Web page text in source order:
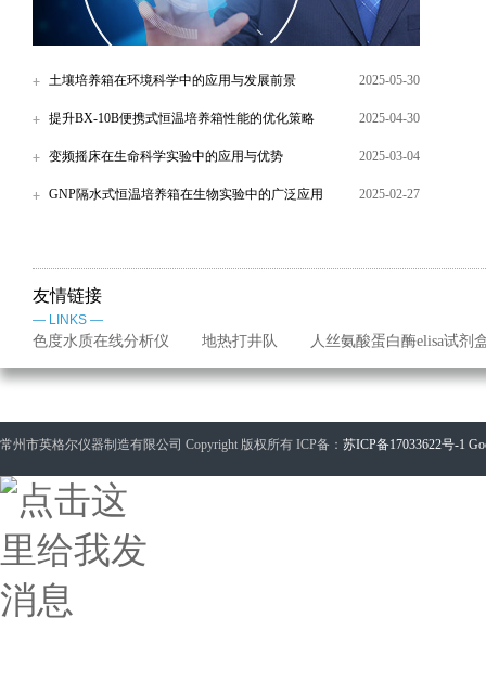
2025-05-30
土壤培养箱在环境科学中的应用与发展前景
2025-04-30
提升BX-10B便携式恒温培养箱性能的优化策略
2025-03-04
变频摇床在生命科学实验中的应用与优势
2025-02-27
GNP隔水式恒温培养箱在生物实验中的广泛应用
友情链接
— LINKS —
色度水质在线分析仪 地热打井队 人丝氨酸蛋白酶elisa试剂
常州市英格尔仪器制造有限公司 Copyright 版权所有 ICP备： 苏ICP备17033622号-1